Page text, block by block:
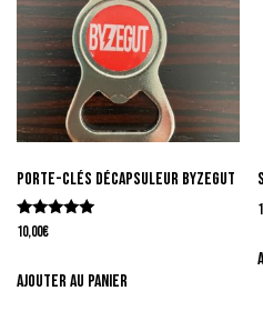
Porte-clés décapsuleur byzegut
Note
5.00
10,00€
Ajouter au panier